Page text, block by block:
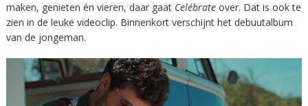
maken, genieten én vieren, daar gaat Celébrateover. Dat is ook te
zien in de leuke videoclip. Binnenkort verschijnt het debuutalbum
van de jongeman.